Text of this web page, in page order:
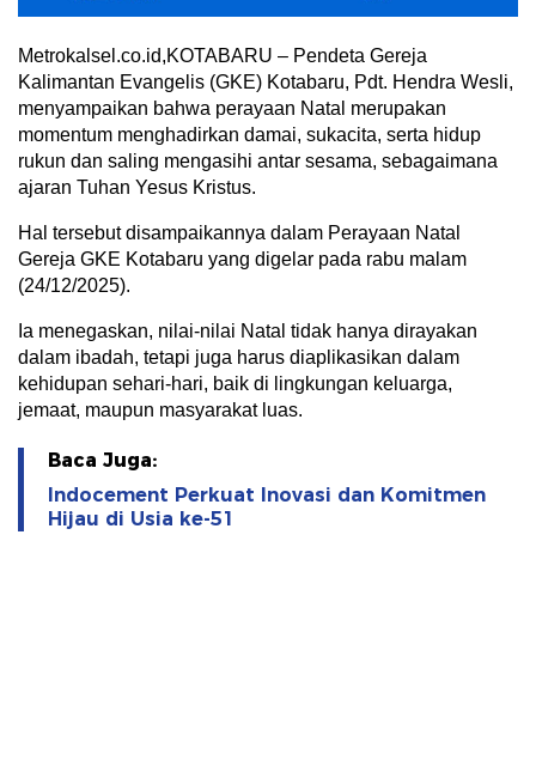
Metrokalsel.co.id,KOTABARU – Pendeta Gereja
Kalimantan Evangelis (GKE) Kotabaru, Pdt. Hendra Wesli,
menyampaikan bahwa perayaan Natal merupakan
momentum menghadirkan damai, sukacita, serta hidup
rukun dan saling mengasihi antar sesama, sebagaimana
ajaran Tuhan Yesus Kristus.
Hal tersebut disampaikannya dalam Perayaan Natal
Gereja GKE Kotabaru yang digelar pada rabu malam
(24/12/2025).
Ia menegaskan, nilai-nilai Natal tidak hanya dirayakan
dalam ibadah, tetapi juga harus diaplikasikan dalam
kehidupan sehari-hari, baik di lingkungan keluarga,
jemaat, maupun masyarakat luas.
Baca Juga:
Indocement Perkuat Inovasi dan Komitmen
Hijau di Usia ke-51